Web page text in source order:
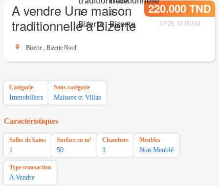
A vendre Une maison
traditionnelle à Bizerte
220.000 TND
3/7/26, 10:18 AM
Bizerte , Bizerte Nord
Catégorie
Immobiliers
Sous-catégorie
Maisons et Villas
Caractéristiques
Salles de bains
1
Surface en m²
50
Chambres
3
Meubles
Non Meublé
Type transaction
A Vendre